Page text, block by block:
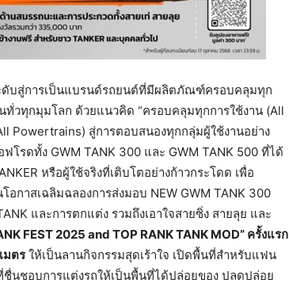
ดับสู่การเป็นแบรนด์รถยนต์ที่มีผลิตภัณฑ์ครอบคลุมทุก
ทั่วทุกมุมโลก ด้วยแนวคิด “ครอบคลุมทุกการใช้งาน (All
สู่การตอบสนองทุกกลุ่มผู้ใช้งานอย่าง
โรดทั้ง GWM TANK 300 และ GWM TANK 500 ที่ได้
หรือผู้ใช้จริงที่เติบโตอย่างก้าวกระโดด เพื่อ
กาสเฉลิมฉลองการส่งมอบ NEW GWM TANK 300
และการตกแต่ง รวมถึงเอาใจสายซิ่ง สายลุย และ
FEST 2025 and TOP RANK TANK MOD” ครั้งแรก
มตรให้เป็นลานกิจกรรมสุดเร้าใจ เปิดพื้นที่สำหรับแฟน
นชอบการแต่งรถให้เป็นพื้นที่ได้ปล่อยของ ปลดปล่อย